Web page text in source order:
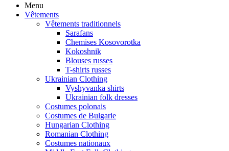
Menu
Vêtements
Vêtements traditionnels
Sarafans
Chemises Kosovorotka
Kokoshnik
Blouses russes
T-shirts russes
Ukrainian Clothing
Vyshyvanka shirts
Ukrainian folk dresses
Costumes polonais
Costumes de Bulgarie
Hungarian Clothing
Romanian Clothing
Costumes nationaux